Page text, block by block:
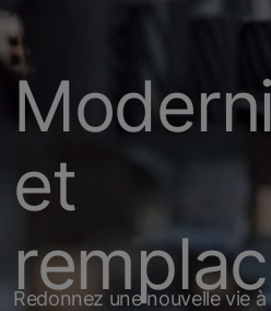
et
Redonnez une nouvelle vie